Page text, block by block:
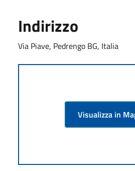
Indirizzo
Via Piave, Pedrengo BG, Italia
Visualizza in